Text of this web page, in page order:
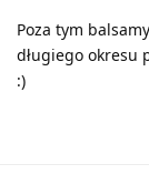
Poza tym
długiego okresu
:)